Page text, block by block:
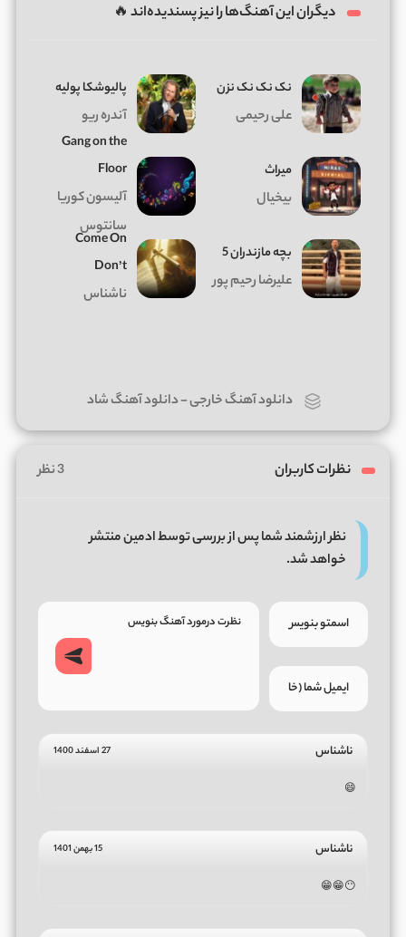
دیگران این آهنگ‌ها را نیز پسندیده‌اند 🔥
نک نک نک نزن
علی رحیمی
پالیوشکا پولیه
آندره ریو
میراث
بیخیال
Gang on the
Floor
آلیسون کوریا
سانتوس
بچه مازندران 5
علیرضا رحیم پور
Come On
Don’t
ناشناس
دانلود آهنگ خارجی-دانلود آهنگ شاد
نظرات کاربران 3 نظر
نظر ارزشمند شما پس از بررسی توسط ادمین منتشر
خواهد شد.
ناشناس 27 اسفند 1400
😄
ناشناس 15 بهمن 1401
😶😁😁